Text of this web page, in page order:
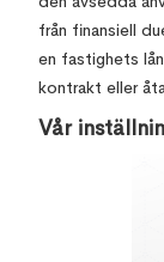
från finansiell
en fastighets
kontrakt eller
Vår